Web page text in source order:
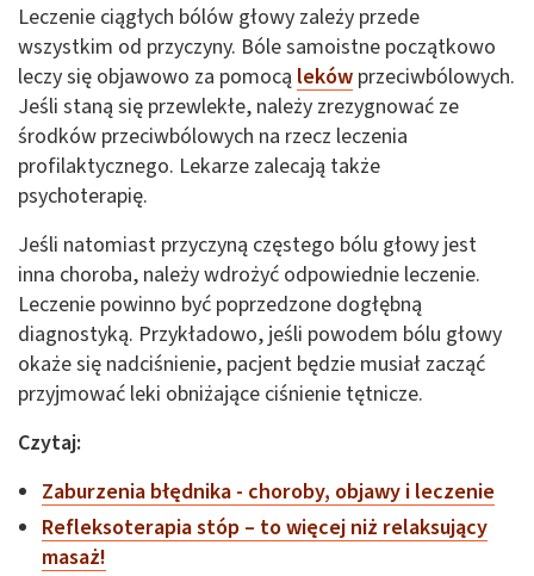
Leczenie ciągłych bólów głowy zależy przede
wszystkim od przyczyny. Bóle samoistne początkowo
leczy się objawowo za pomocą leków przeciwbólowych.
Jeśli staną się przewlekłe, należy zrezygnować ze
środków przeciwbólowych na rzecz leczenia
profilaktycznego. Lekarze zalecają także
psychoterapię.
Jeśli natomiast przyczyną częstego bólu głowy jest
inna choroba, należy wdrożyć odpowiednie leczenie.
Leczenie powinno być poprzedzone dogłębną
diagnostyką. Przykładowo, jeśli powodem bólu głowy
okaże się nadciśnienie, pacjent będzie musiał zacząć
przyjmować leki obniżające ciśnienie tętnicze.
Czytaj:
Zaburzenia błędnika - choroby, objawy i leczenie
Refleksoterapia stóp – to więcej niż relaksujący
masaż!